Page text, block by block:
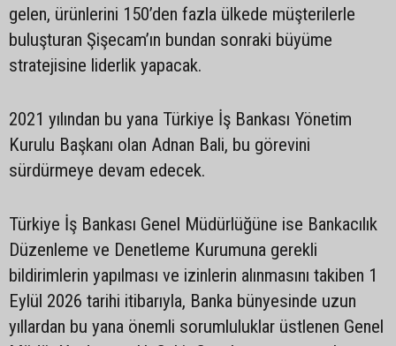
gelen, ürünlerini 150’den fazla ülkede müşterilerle
buluşturan Şişecam’ın bundan sonraki büyüme
stratejisine liderlik yapacak.
2021 yılından bu yana Türkiye İş Bankası Yönetim
Kurulu Başkanı olan Adnan Bali, bu görevini
sürdürmeye devam edecek.
Türkiye İş Bankası Genel Müdürlüğüne ise Bankacılık
Düzenleme ve Denetleme Kurumuna gerekli
bildirimlerin yapılması ve izinlerin alınmasını takiben 1
Eylül 2026 tarihi itibarıyla, Banka bünyesinde uzun
yıllardan bu yana önemli sorumluluklar üstlenen Genel